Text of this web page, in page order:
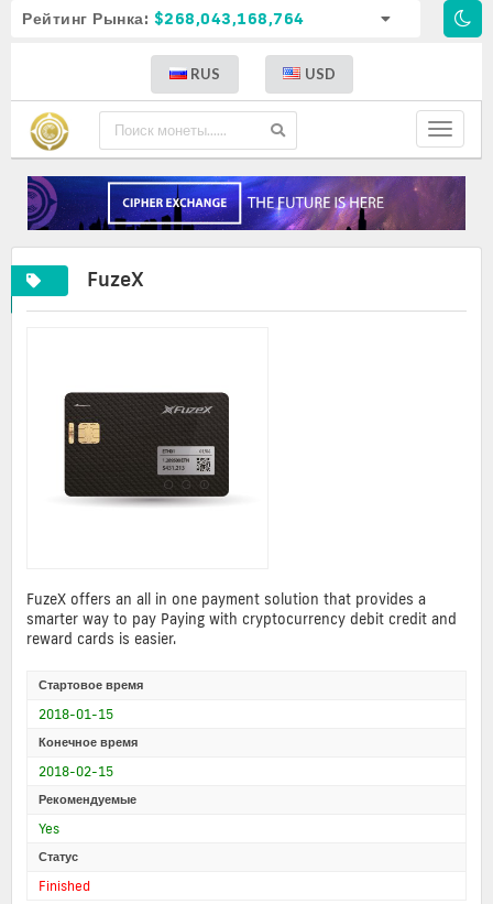
Рейтинг Рынка: $268,043,168,764
RUS USD
Toggle
FuzeX
FuzeX offers an all in one payment solution that provides a
smarter way to pay Paying with cryptocurrency debit credit and
reward cards is easier.
Стартовое время
2018-01-15
Конечное время
2018-02-15
Рекомендуемые
Yes
Статус
Finished